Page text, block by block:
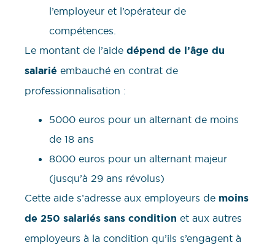
l’employeur et l’opérateur de
compétences.
Le montant de l’aide dépend de l’âge du
salarié embauché en contrat de
professionnalisation :
5000 euros pour un alternant de moins
de 18 ans
8000 euros pour un alternant majeur
(jusqu’à 29 ans révolus)
Cette aide s’adresse aux employeurs de moins
de 250 salariés sans condition et aux autres
employeurs à la condition qu’ils s’engagent à